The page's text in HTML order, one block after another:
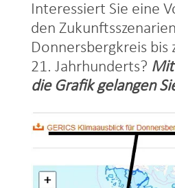
Interessiert Sie eine
den
Donnersbergkreis bis
21. Jahrhunderts? Mit
die Grafik gelangen